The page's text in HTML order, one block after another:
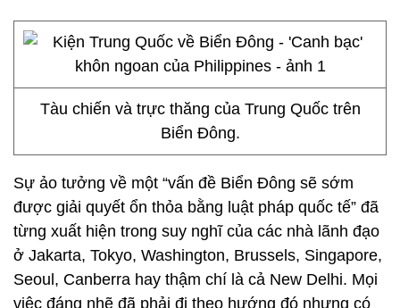
Tàu chiến và trực thăng của Trung Quốc trên
Biển Đông.
Sự ảo tưởng về một “vấn đề Biển Đông sẽ sớm
được giải quyết ổn thỏa bằng luật pháp quốc tế” đã
từng xuất hiện trong suy nghĩ của các nhà lãnh đạo
ở Jakarta, Tokyo, Washington, Brussels, Singapore,
Seoul, Canberra hay thậm chí là cả New Delhi. Mọi
việc đáng nhẽ đã phải đi theo hướng đó nhưng có